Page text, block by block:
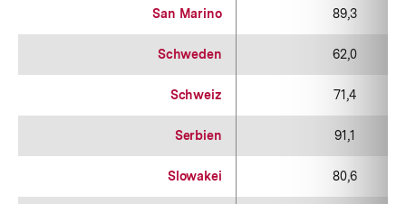
San Marino 89,3
Schweden 62,0
Schweiz 71,4
Serbien 91,1
Slowakei 80,6